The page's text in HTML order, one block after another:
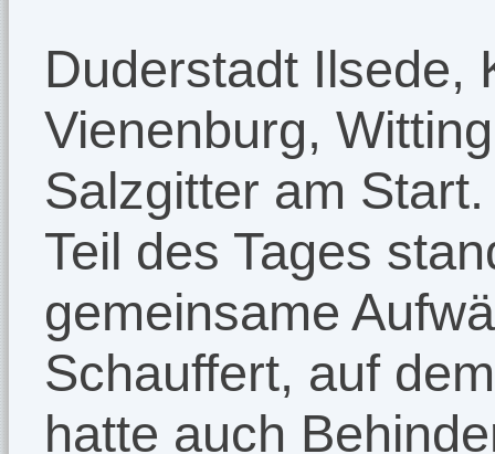
Duderstadt Ilsede,
Vienenburg,
Salzgitter am
Teil des Tages
gemeinsame
Schauffert, auf
hatte auch